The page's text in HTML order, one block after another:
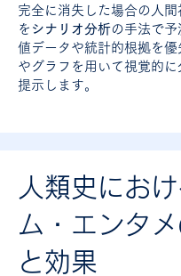
完全に消失した場合の人間
を シナリオ分析の手法で予
値データや統計的根拠を優
やグラフを用いて視覚的に
提示します。
人類史にお
ム・エンタ
と効果